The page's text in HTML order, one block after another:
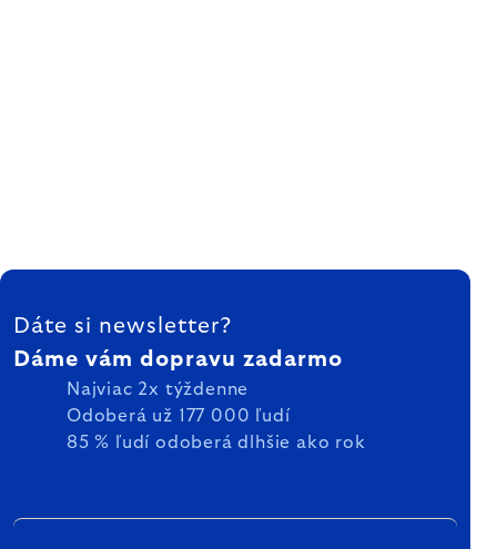
ZÁPÄTIE
Dáte si newsletter?
Dáme vám dopravu zadarmo
Najviac 2x týždenne
Odoberá už 177 000 ľudí
85 % ľudí odoberá dlhšie ako rok